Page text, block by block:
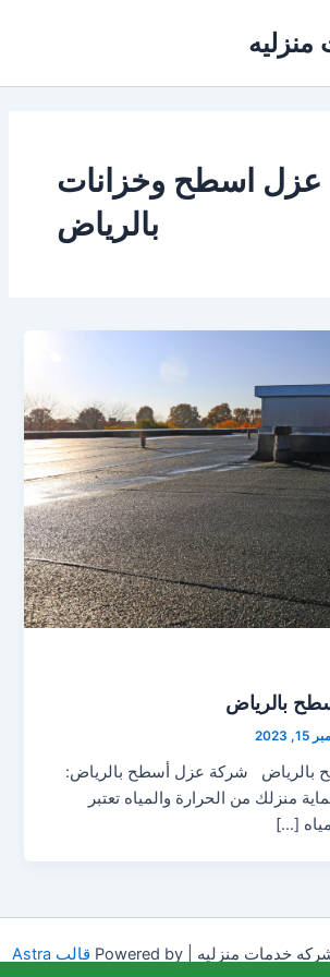
اسطح وخزانات
بالرياض
بالرياض
2023
بالرياض شركة عزل أسطح بالرياض:
منزلك من الحرارة والمياه تعتبر
[…]
قالب Astra